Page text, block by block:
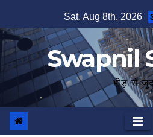
to
content
Sat. Aug 8th, 2026
Swapnil
भीड़ से